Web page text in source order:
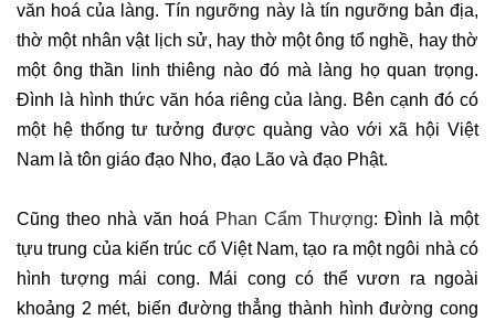
văn hoá của làng. Tín ngưỡng này là tín ngưỡng bản địa,
thờ một nhân vật lịch sử, hay thờ một ông tổ nghề, hay thờ
một ông thần linh thiêng nào đó mà làng họ quan trọng.
Đình là hình thức văn hóa riêng của làng. Bên cạnh đó có
một hệ thống tư tưởng được quàng vào với xã hội Việt
Nam là tôn giáo đạo Nho, đạo Lão và đạo Phật.
Cũng theo nhà văn hoá Phan Cẩm Thượng: Đình là một
tựu trung của kiến trúc cổ Việt Nam, tạo ra một ngôi nhà có
hình tượng mái cong. Mái cong có thể vươn ra ngoài
khoảng 2 mét, biến đường thẳng thành hình đường cong